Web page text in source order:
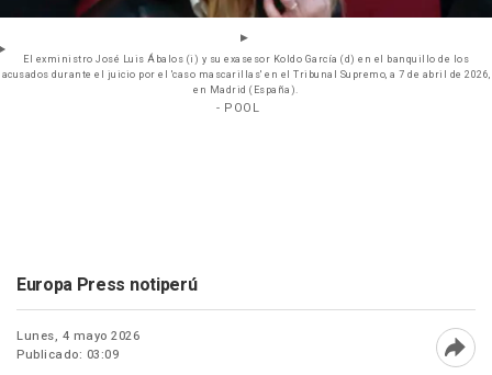
El exministro José Luis Ábalos (i) y su exasesor Koldo García (d) en el banquillo de los
acusados durante el juicio por el 'caso mascarillas' en el Tribunal Supremo, a 7 de abril de 2026,
en Madrid (España).
- POOL
Europa Press notiperú
Lunes, 4 mayo 2026
Publicado: 03:09